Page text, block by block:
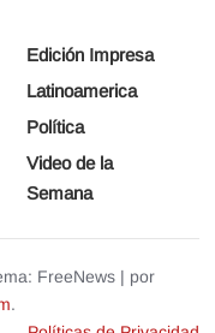
Edición Impresa
Latinoamerica
Política
Video de la
Semana
FreeNews | por
.